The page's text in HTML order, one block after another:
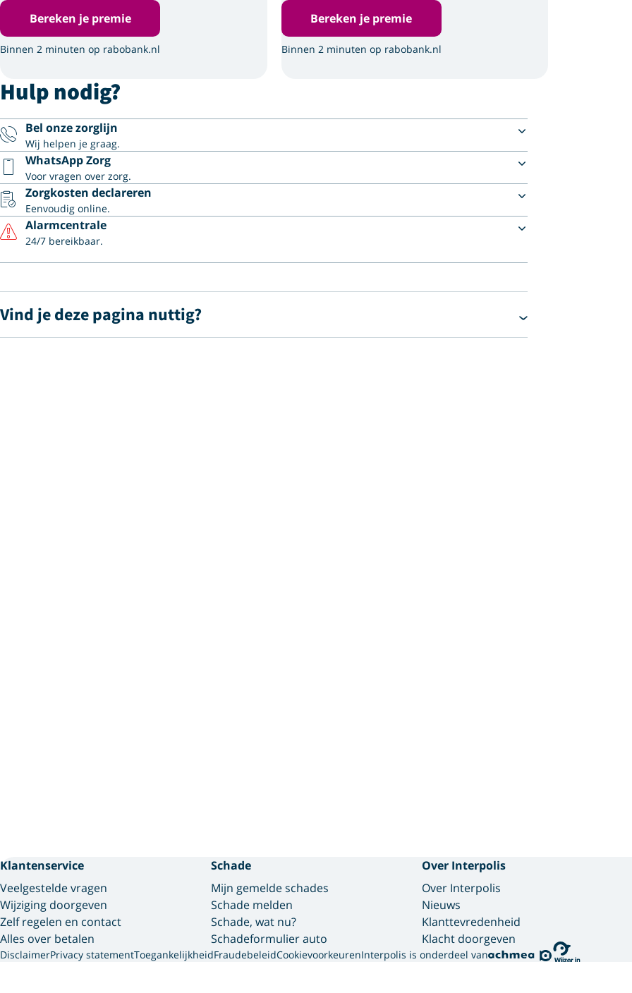
Bereken je premie
Binnen 2 minuten op rabobank.nl
Bereken je premie
Binnen 2 minuten op rabobank.nl
Hulp nodig?
Bel onze zorglijn
Wij helpen je graag.
WhatsApp Zorg
Voor vragen over zorg.
Zorgkosten declareren
Eenvoudig online.
Alarmcentrale
24/7 bereikbaar.
Vind je deze pagina nuttig?
Klantenservice
Veelgestelde vragen
Wijziging doorgeven
Zelf regelen en contact
Alles over betalen
Schade
Mijn gemelde schades
Schade melden
Schade, wat nu?
Schadeformulier auto
Over Interpolis
Over Interpolis
Nieuws
Klanttevredenheid
Klacht doorgeven
DisclaimerPrivacy statementToegankelijkheidFraudebeleidCookievoorkeurenInterpolis is onderdeel van